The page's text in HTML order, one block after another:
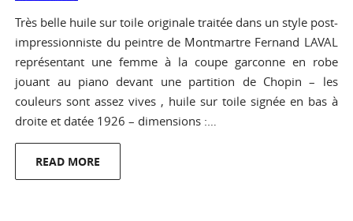
Très belle huile sur toile originale traitée dans un style post-
impressionniste du peintre de Montmartre Fernand LAVAL
représentant une femme à la coupe garconne en robe
jouant au piano devant une partition de Chopin – les
couleurs sont assez vives , huile sur toile signée en bas à
droite et datée 1926 – dimensions :…
READ MORE